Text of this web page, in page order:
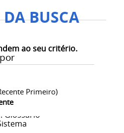
BUSCA
ao seu critério.
Primeiro)
água de
do
em
Glossário